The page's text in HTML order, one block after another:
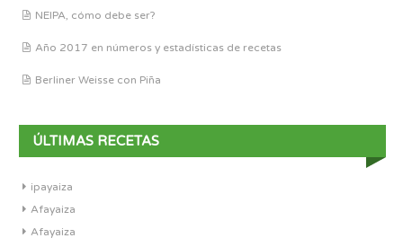
NEIPA, cómo debe ser?
Año 2017 en números y estadísticas de recetas
Berliner Weisse con Piña
ÚLTIMAS RECETAS
ipayaiza
Afayaiza
Afayaiza